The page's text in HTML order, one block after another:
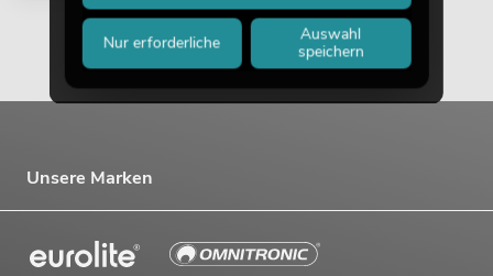
Unsere Marken
Nur erforderliche
Auswahl
speichern